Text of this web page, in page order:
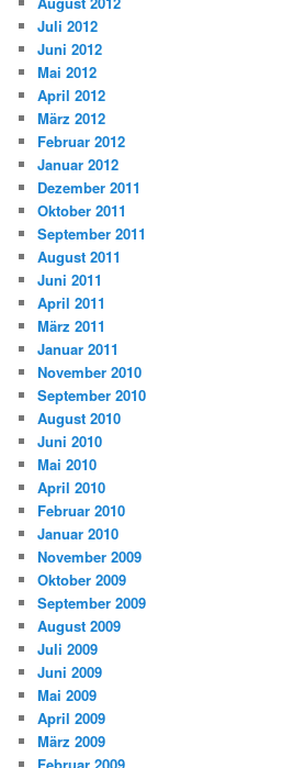
Juli 2012
Juni 2012
Mai 2012
April 2012
März 2012
Februar 2012
Januar 2012
Dezember 2011
Oktober 2011
September 2011
August 2011
Juni 2011
April 2011
März 2011
Januar 2011
November 2010
September 2010
August 2010
Juni 2010
Mai 2010
April 2010
Februar 2010
Januar 2010
November 2009
Oktober 2009
September 2009
August 2009
Juli 2009
Juni 2009
Mai 2009
April 2009
März 2009